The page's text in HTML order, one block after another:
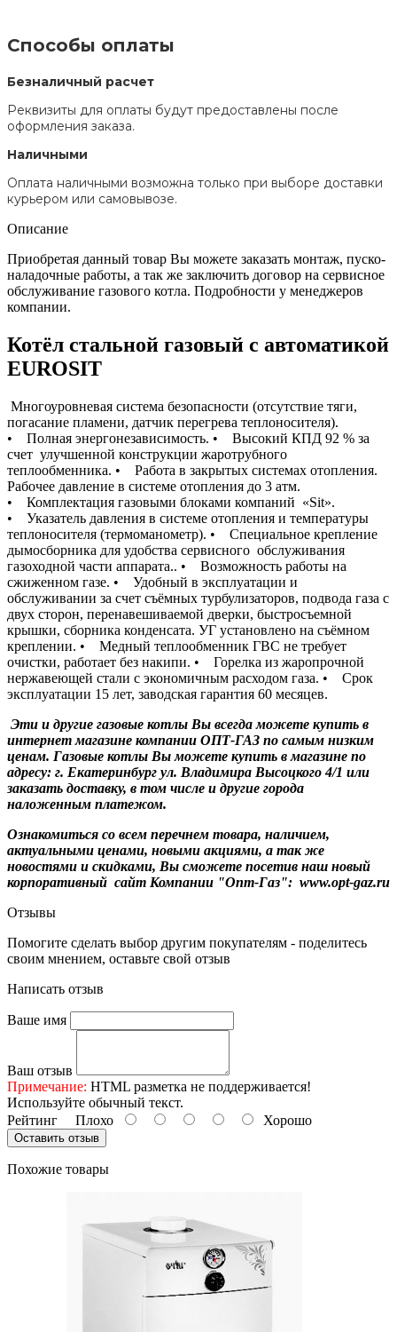
Способы оплаты
Безналичный расчет
Реквизиты для оплаты будут предоставлены после
оформления заказа.
Наличными
Оплата наличными возможна только при выборе доставки
курьером или самовывозе.
Описание
Приобретая данный товар Вы можете заказать монтаж, пуско-
наладочные работы, а так же заключить договор на сервисное
обслуживание газового котла. Подробности у менеджеров
компании.
Котёл стальной газовый с автоматикой
EUROSIT
Многоуровневая система безопасности (отсутствие тяги,
погасание пламени, датчик перегрева теплоносителя).
• Полная энергонезависимость. • Высокий КПД 92 % за
счет улучшенной конструкции жаротрубного
теплообменника. • Работа в закрытых системах отопления.
Рабочее давление в системе отопления до 3 атм.
• Комплектация газовыми блоками компаний «Sit».
• Указатель давления в системе отопления и температуры
теплоносителя (термоманометр). • Специальное крепление
дымосборника для удобства сервисного обслуживания
газоходной части аппарата.. • Возможность работы на
сжиженном газе. • Удобный в эксплуатации и
обслуживании за счет съёмных турбулизаторов, подвода газа с
двух сторон, перенавешиваемой дверки, быстросъемной
крышки, сборника конденсата. УГ установлено на съёмном
креплении. • Медный теплообменник ГВС не требует
очистки, работает без накипи. • Горелка из жаропрочной
нержавеющей стали с экономичным расходом газа. • Срок
эксплуатации 15 лет, заводская гарантия 60 месяцев.
Эти и другие газовые котлы Вы всегда можете купить в
интернет магазине компании ОПТ-ГАЗ по самым низким
ценам. Газовые котлы Вы можете купить в магазине по
адресу: г. Екатеринбург ул. Владимира Высоцкого 4/1 или
заказать доставку, в том числе и другие города
наложенным платежом.
Ознакомиться со всем перечнем товара, наличием,
актуальными ценами, новыми акциями, а так же
новостями и скидками, Вы сможете посетив наш новый
корпоративный сайт Компании "Опт-Газ": www.opt-gaz.ru
Отзывы
Помогите сделать выбор другим покупателям - поделитесь
своим мнением, оставьте свой отзыв
Написать отзыв
Ваше имя
Ваш отзыв
Примечание: HTML разметка не поддерживается!
Используйте обычный текст.
Рейтинг Плохо Хорошо
Оставить отзыв
Похожие товары